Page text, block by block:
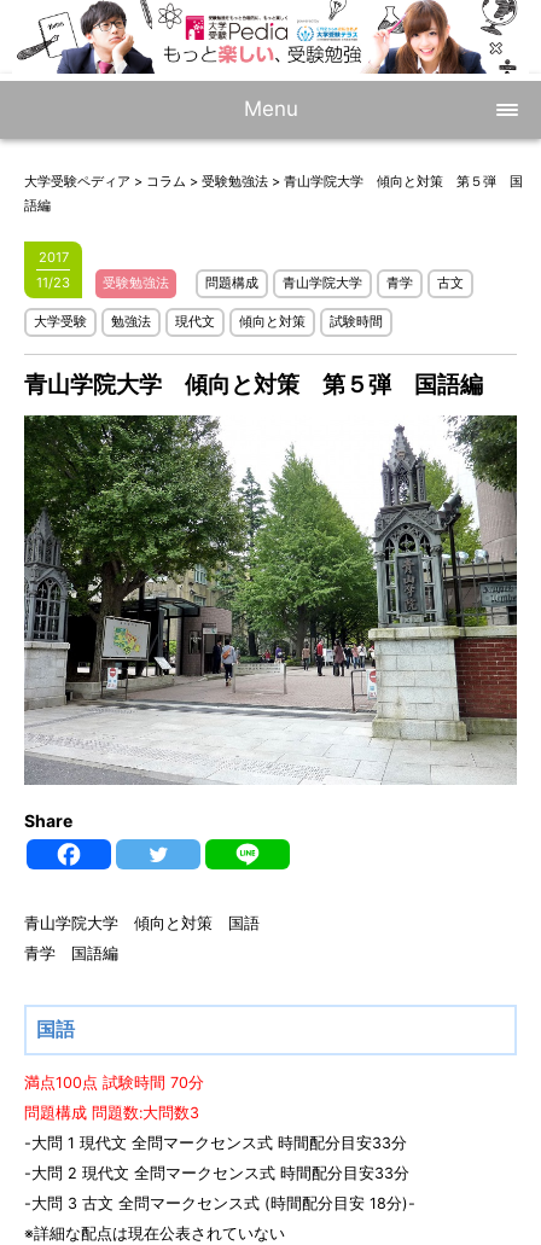
Menu
大学受験ペディア > コラム > 受験勉強法 > 青山学院大学 傾向と対策 第５弾 国
語編
2017
11/23
受験勉強法 問題構成 青山学院大学 青学 古文
大学受験 勉強法 現代文 傾向と対策 試験時間
青山学院大学 傾向と対策 第５弾 国語編
Share
青山学院大学 傾向と対策 国語
青学 国語編
国語
満点100点 試験時間 70分
問題構成 問題数:大問数3
-大問 1 現代文 全問マークセンス式 時間配分目安33分
-大問 2 現代文 全問マークセンス式 時間配分目安33分
-大問 3 古文 全問マークセンス式 (時間配分目安 18分)-
※詳細な配点は現在公表されていない